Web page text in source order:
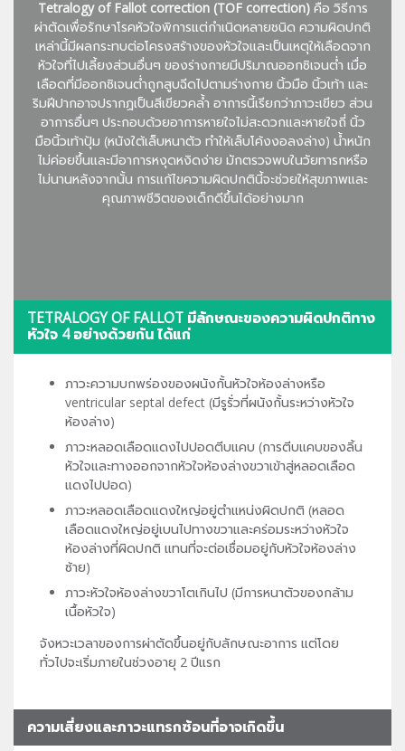
Tetralogy of Fallot correction (TOF correction)คือ วิธีการ
ผ่าตัดเพื่อรักษาโรคหัวใจพิการแต่กำเนิดหลายชนิด ความผิดปกติ
เหล่านี้มีผลกระทบต่อโครงสร้างของหัวใจและเป็นเหตุให้เลือดจาก
หัวใจที่ไปเลี้ยงส่วนอื่นๆ ของร่างกายมีปริมาณออกซิเจนต่ำ เมื่อ
เลือดที่มีออกซิเจนต่ำถูกสูบฉีดไปตามร่างกาย นิ้วมือ นิ้วเท้า และ
ริมฝีปากอาจปรากฏเป็นสีเขียวคล้ำ อาการนี้เรียกว่าภาวะเขียว ส่วน
อาการอื่นๆ ประกอบด้วยอาการหายใจไม่สะดวกและหายใจถี่ นิ้ว
มือนิ้วเท้าปุ้ม (หนังใต้เล็บหนาตัว ทำให้เล็บโค้งงอลงล่าง) น้ำหนัก
ไม่ค่อยขึ้นและมีอาการหงุดหงิดง่าย มักตรวจพบในวัยทารกหรือ
ไม่นานหลังจากนั้น การแก้ไขความผิดปกตินี้จะช่วยให้สุขภาพและ
คุณภาพชีวิตของเด็กดีขึ้นได้อย่างมาก
TETRALOGY OF FALLOT มีลักษณะของความผิดปกติทาง
หัวใจ 4 อย่างด้วยกัน ได้แก่
ภาวะความบกพร่องของผนังกั้นหัวใจห้องล่างหรือ
ventricular septal defect (มีรูรั่วที่ผนังกั้นระหว่างหัวใจ
ห้องล่าง)
ภาวะหลอดเลือดแดงไปปอดตีบแคบ (การตีบแคบของลิ้น
หัวใจและทางออกจากหัวใจห้องล่างขวาเข้าสู่หลอดเลือด
แดงไปปอด)
ภาวะหลอดเลือดแดงใหญ่อยู่ตำแหน่งผิดปกติ (หลอด
เลือดแดงใหญ่อยู่เบนไปทางขวาและคร่อมระหว่างหัวใจ
ห้องล่างที่ผิดปกติ แทนที่จะต่อเชื่อมอยู่กับหัวใจห้องล่าง
ซ้าย)
ภาวะหัวใจห้องล่างขวาโตเกินไป (มีการหนาตัวของกล้าม
เนื้อหัวใจ)
จังหวะเวลาของการผ่าตัดขึ้นอยู่กับลักษณะอาการ แต่โดย
ทั่วไปจะเริ่มภายในช่วงอายุ 2 ปีแรก
ความเสี่ยงและภาวะแทรกซ้อนที่อาจเกิดขึ้น